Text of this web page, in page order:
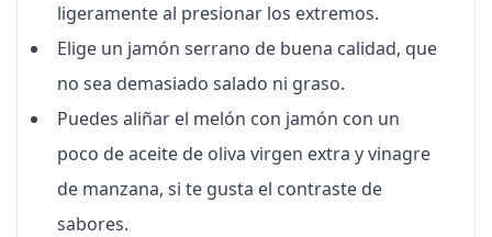
ligeramente al presionar los extremos.
Elige un jamón serrano de buena calidad, que
no sea demasiado salado ni graso.
Puedes aliñar el melón con jamón con un
poco de aceite de oliva virgen extra y vinagre
de manzana, si te gusta el contraste de
sabores.